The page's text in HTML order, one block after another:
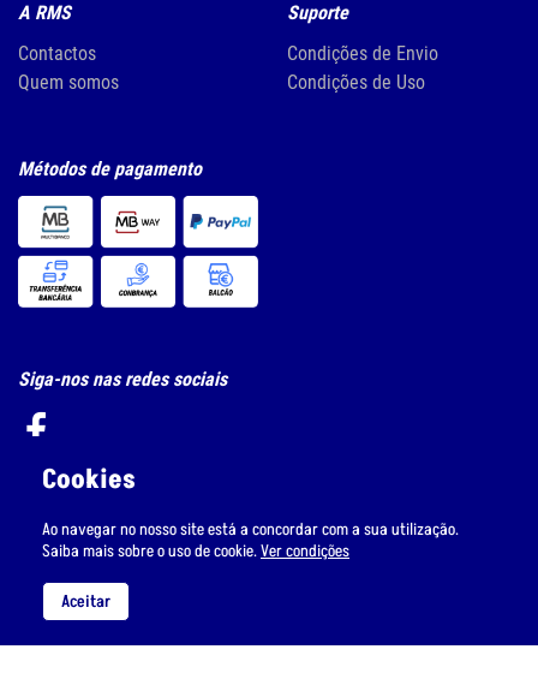
A RMS
Contactos
Quem somos
Suporte
Condições de Envio
Condições de Uso
Métodos de pagamento
Siga-nos nas redes sociais
Subscreva a nossa newsletter
Cookies
Ao navegar no nosso site está a concordar com a sua utilização.
Saiba mais sobre o uso de cookie.Ver condições
Aceitar